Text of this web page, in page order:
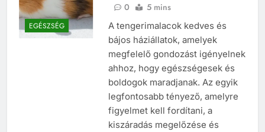
EGÉSZSÉG
0
5 mins
A tengerimalacok kedves és
bájos háziállatok, amelyek
megfelelő gondozást igényelnek
ahhoz, hogy egészségesek és
boldogok maradjanak. Az egyik
legfontosabb tényező, amelyre
figyelmet kell fordítani, a
kiszáradás megelőzése és